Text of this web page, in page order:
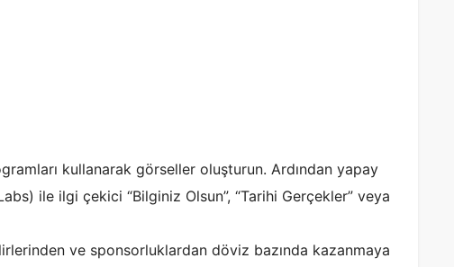
kullanarak görseller oluşturun. Ardından yapay
ile ilgi çekici “Bilginiz Olsun”, “Tarihi Gerçekler” veya
ve sponsorluklardan döviz bazında kazanmaya